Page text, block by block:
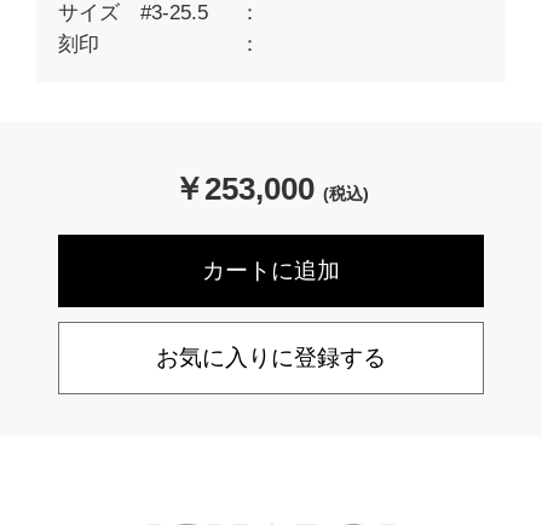
サイズ #3-25.5
刻印
￥253,000 (税込)
お気に入りに登録する